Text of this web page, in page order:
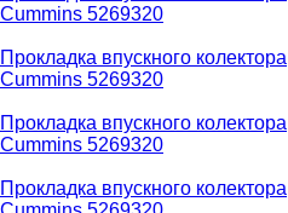
Cummins 5269320
Прокладка впускного колектора
Cummins 5269320
Прокладка впускного колектора
Cummins 5269320
Прокладка впускного колектора